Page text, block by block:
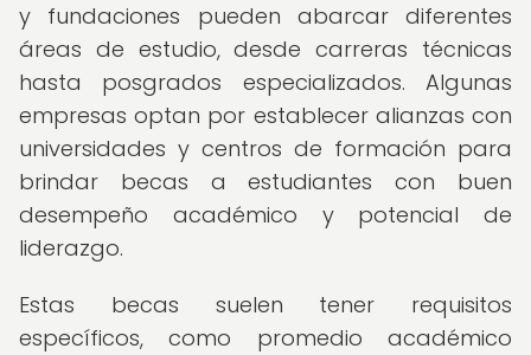
y fundaciones pueden abarcar diferentes
áreas de estudio, desde carreras técnicas
hasta posgrados especializados. Algunas
empresas optan por establecer alianzas con
universidades y centros de formación para
brindar becas a estudiantes con buen
desempeño académico y potencial de
liderazgo.
Estas becas suelen tener requisitos
específicos, como promedio académico